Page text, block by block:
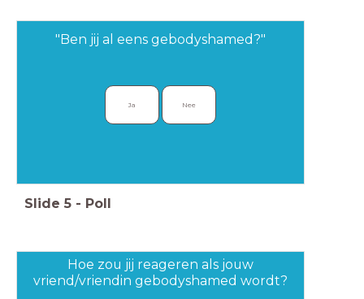
"Ben jij al eens gebodyshamed?"
Ja Nee
Slide 5 - Poll
Hoe zou jij reageren als jouw
vriend/vriendin gebodyshamed wordt?